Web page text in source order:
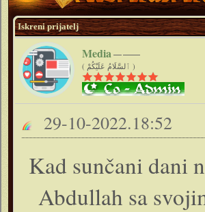
Iskreni prijatelj
Media
( ٱلسَّلَامُ عَلَيْكُمْ )
29-10-2022.18:52
Kad sunčani dani
Abdullah sa